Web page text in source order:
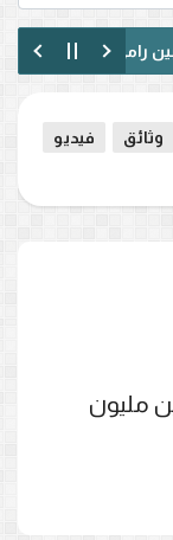
عيسى ومتصل شيعي
وثائق فيديو
مليون